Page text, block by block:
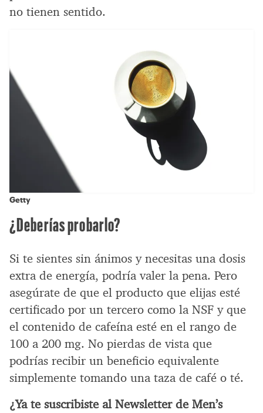
no tienen sentido.
Getty
¿Deberías probarlo?
Si te sientes sin ánimos y necesitas una dosis
extra de energía, podría valer la pena. Pero
asegúrate de que el producto que elijas esté
certificado por un tercero como la NSF y que
el contenido de cafeína esté en el rango de
100 a 200 mg. No pierdas de vista que
podrías recibir un beneficio equivalente
simplemente tomando una taza de café o té.
¿Ya te suscribiste al Newsletter de Men’s